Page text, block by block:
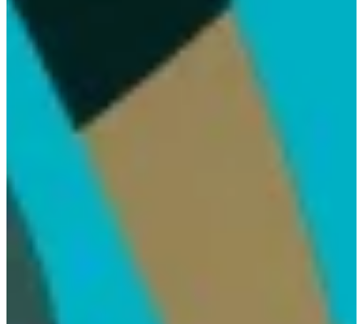
Taba na Escola